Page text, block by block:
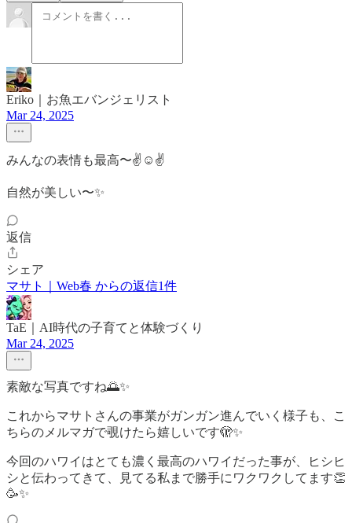
Eriko｜お魚エバンジェリスト
Mar 24, 2025
みんなの表情も最高〜✌️☺️✌️
自然が美しい〜✨
返信
シェア
マサト｜Web春 からの返信1件
TaE｜AI時代の子育てと体験づくり
Mar 24, 2025
素敵な写真ですね🌅✨
これからマサトさんの事業がガンガン進んでいく様子も、こ
ちらのメルマガで覗けたら嬉しいです🫣✨
今回のハワイはとても濃く最高のハワイだった事が、ヒシヒ
シと伝わってきて、見てる私まで勝手にワクワクしてます👏
🥳✨